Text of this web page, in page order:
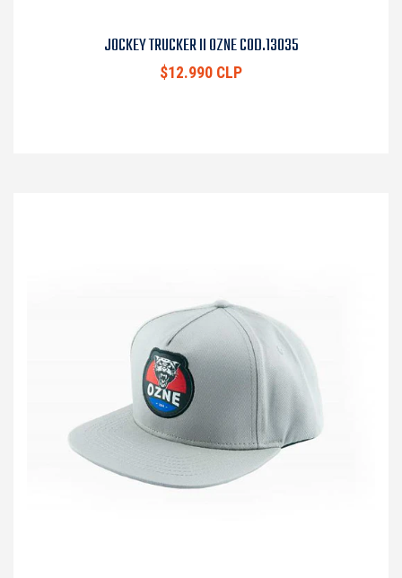
JOCKEY TRUCKER II OZNE COD.13035
$12.990 CLP